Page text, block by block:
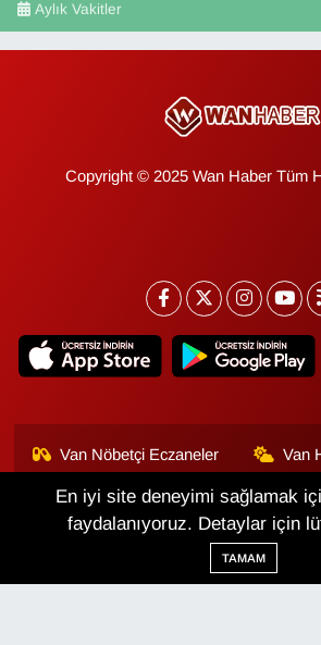
Aylık Vakitler
Copyright © 2025 Wan Haber Tüm
Van Nöbetçi Eczaneler Van
Van Namaz Vakitleri
Van
Haritası
Puan Durumu ve Fikstür
En iyi site deneyimi sağlamak
faydalanıyoruz. Detaylar için
TAMAM